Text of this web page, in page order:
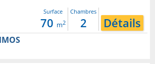
Surface
70 m2
Chambres
2 Détails